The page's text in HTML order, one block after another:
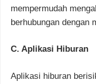
mempermudah
berhubungan dengan
C. Aplikasi Hiburan
Aplikasi hiburan